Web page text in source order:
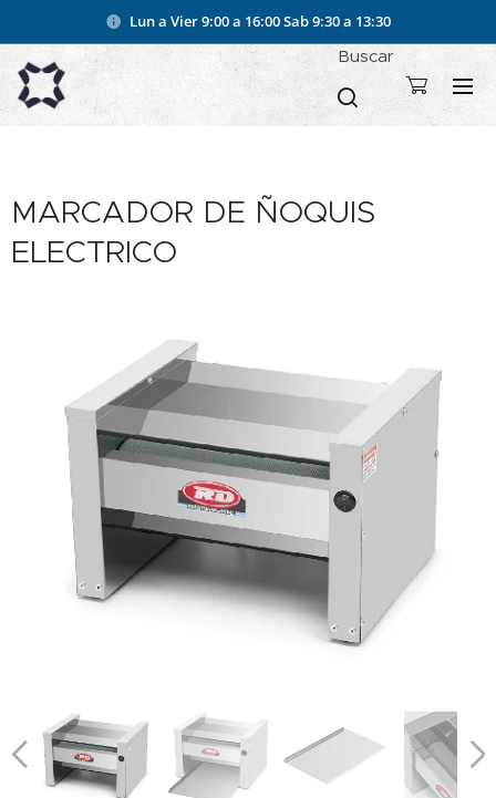
Lun a Vier 9:00 a 16:00Sab 9:30 a 13:30
Buscar
MARCADOR DE ÑOQUIS
ELECTRICO